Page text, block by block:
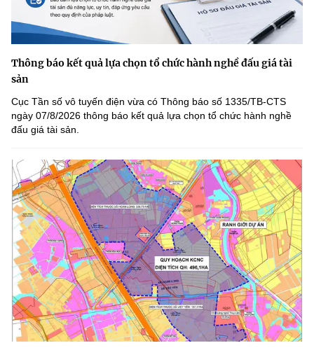
Thông báo kết quả lựa chọn tổ chức hành nghề đấu giá tài
sản
Cục Tần số vô tuyến điện vừa có Thông báo số 1335/TB-CTS
ngày 07/8/2026 thông báo kết quả lựa chọn tổ chức hành nghề
đấu giá tài sản.